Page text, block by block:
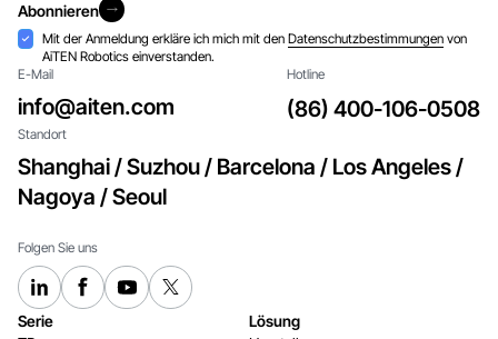
Abonnieren
Abonnieren
Akzeptanz
Mit der Anmeldung erkläre ich mich mit den Datenschutzbestimmungenvon
AiTEN Robotics einverstanden.
E-Mail
info@aiten.com
Hotline
(86) 400-106-0508
Standort
Shanghai / Suzhou / Barcelona / Los Angeles /
Nagoya / Seoul
Folgen Sie uns
Serie
Lösung